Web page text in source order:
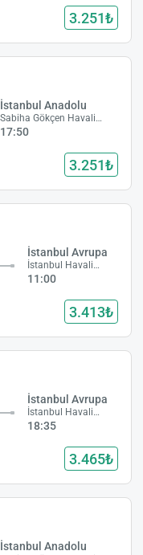
3.251₺
İstanbul Anadolu
Sabiha Gökçen Havalimanı
17:50
3.251₺
İstanbul Avrupa
İstanbul Havalimanı
11:00
3.413₺
İstanbul Avrupa
İstanbul Havalimanı
18:35
3.465₺
İstanbul Anadolu